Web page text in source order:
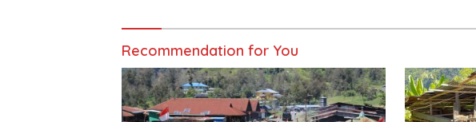
Recommendation for You